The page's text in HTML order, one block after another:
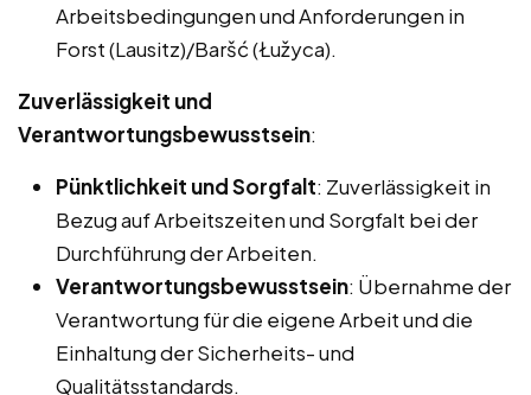
Arbeitsbedingungen und Anforderungen in
Forst (Lausitz)/Baršć (Łužyca).
Zuverlässigkeit und
Verantwortungsbewusstsein:
Pünktlichkeit und Sorgfalt: Zuverlässigkeit in
Bezug auf Arbeitszeiten und Sorgfalt bei der
Durchführung der Arbeiten.
Verantwortungsbewusstsein: Übernahme der
Verantwortung für die eigene Arbeit und die
Einhaltung der Sicherheits- und
Qualitätsstandards.